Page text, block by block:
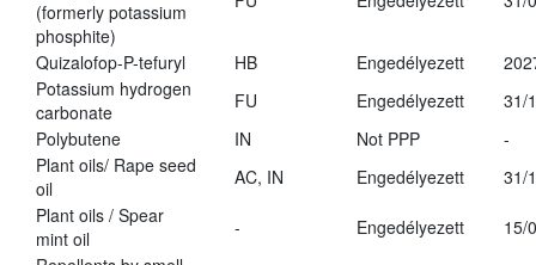
(formerly potassium
phosphite)
Quizalofop-P-tefuryl HB Engedélyezett
Potassium hydrogen
carbonate
FU Engedélyezett
31/
Polybutene
IN Not PPP
-
Plant oils/ Rape seed
oil
AC, IN Engedélyezett
31/
Plant oils / Spear
mint oil
- Engedélyezett
15/